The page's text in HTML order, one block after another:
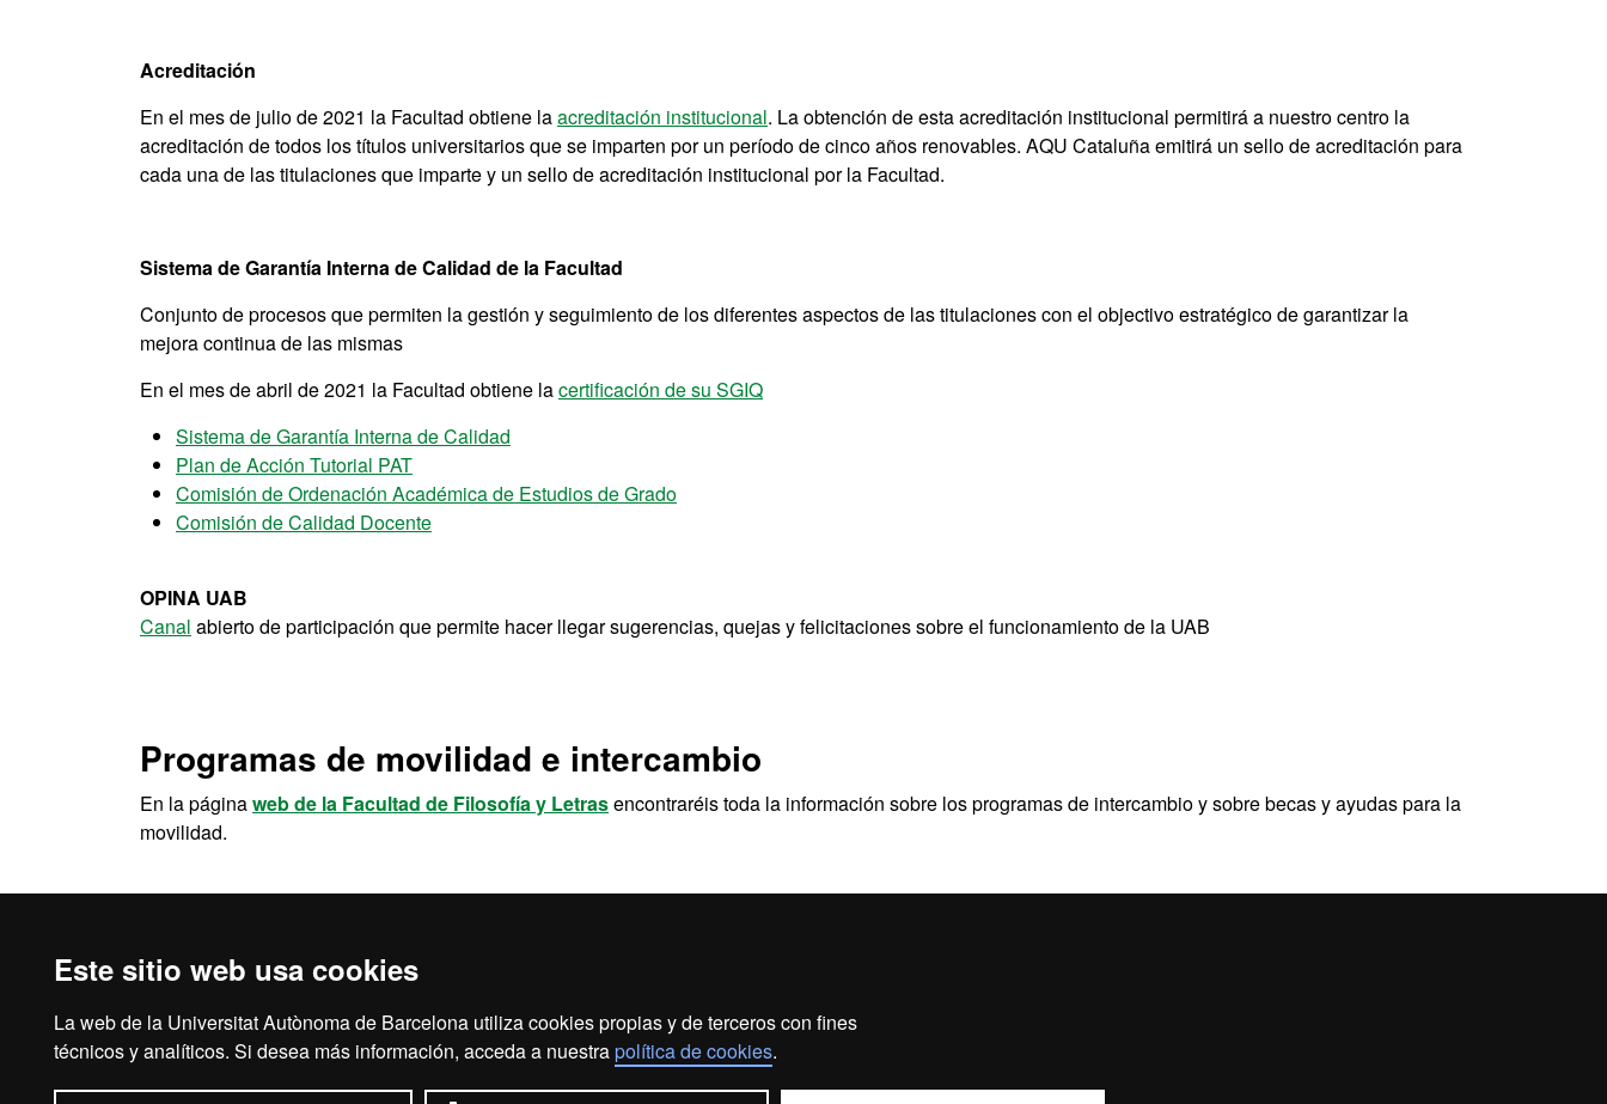
Este sitio web usa cookies
La web de la Universitat Autònoma de Barcelona utiliza cookies propias y de terceros con fines
técnicos y analíticos. Si desea más información, acceda a nuestrapolítica de cookies.
Acreditación
En el mes de julio de 2021 la Facultad obtiene laacreditación institucional. La obtención de esta acreditación institucional permitirá a nuestro centro la
acreditación de todos los títulos universitarios que se imparten por un período de cinco años renovables. AQU Cataluña emitirá un sello de acreditación para
cada una de las titulaciones que imparte y un sello de acreditación institucional por la Facultad.
Sistema de Garantía Interna de Calidad de la Facultad
Conjunto de procesos que permiten la gestión y seguimiento de los diferentes aspectos de las titulaciones con el objectivo estratégico de garantizar la
mejora continua de las mismas
En el mes de abril de 2021 la Facultad obtiene lacertificación de su SGIQ
Sistema de Garantía Interna de Calidad
Plan de Acción Tutorial PAT
Comisión de Ordenación Académica de Estudios de Grado
Comisión de Calidad Docente
OPINA UAB
Canal abierto de participación que permite hacer llegar sugerencias, quejas y felicitaciones sobre el funcionamiento de la UAB
Programas de movilidad e intercambio
En la páginaweb de la Facultad de Filosofía y Letrasencontraréis toda la información sobre los programas de intercambio y sobre becas y ayudas para la
movilidad.
Aviso legal Protección de datos Sobre el web Accesibilidad web
2026 Universitat Autònoma de Barcelona